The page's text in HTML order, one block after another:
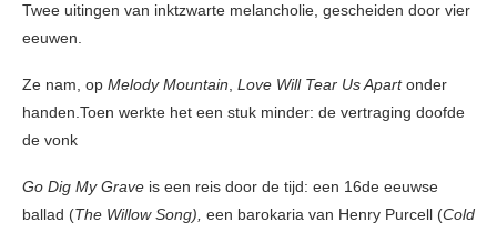
Twee uitingen van inktzwarte melancholie, gescheiden door vier
eeuwen.
Ze nam, op Melody Mountain, Love Will Tear Us Apartonder
handen.Toen werkte het een stuk minder: de vertraging doofde
de vonk
Go Dig My Grave is een reis door de tijd: een 16de eeuwse
ballad (The Willow Song), een barokaria van Henry Purcell (Cold